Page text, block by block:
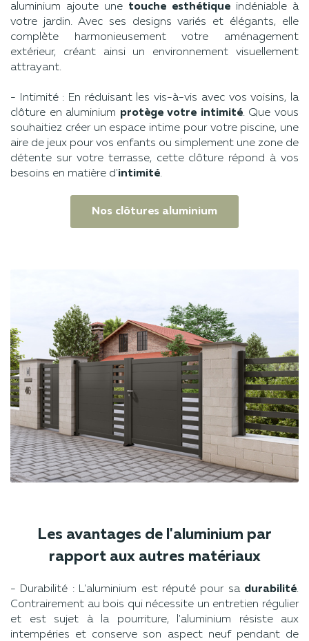
aluminium ajoute une touche esthétique indéniable à
votre jardin. Avec ses designs variés et élégants, elle
complète harmonieusement votre aménagement
extérieur, créant ainsi un environnement visuellement
attrayant.
- Intimité : En réduisant les vis-à-vis avec vos voisins, la
clôture en aluminium protège votre intimité. Que vous
souhaitiez créer un espace intime pour votre piscine, une
aire de jeux pour vos enfants ou simplement une zone de
détente sur votre terrasse, cette clôture répond à vos
besoins en matière d'intimité.
Nos clôtures aluminium
Les avantages de l'aluminium par
rapport aux autres matériaux
- Durabilité : L'aluminium est réputé pour sa durabilité.
Contrairement au bois qui nécessite un entretien régulier
et est sujet à la pourriture, l'aluminium résiste aux
intempéries et conserve son aspect neuf pendant de